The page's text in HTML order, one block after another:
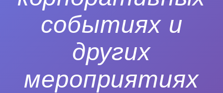
событиях и
других
мероприятиях